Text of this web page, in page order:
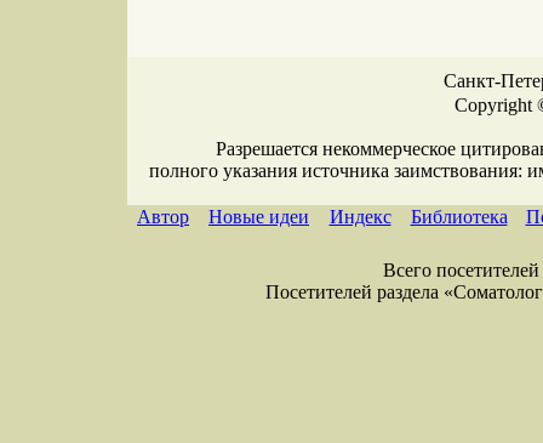
Санкт-
Copyright
Разрешается некоммерческое
полного указания источника заимствования:
Автор Новые идеи Индекс Библиотека
Всего
Посетителей раздела